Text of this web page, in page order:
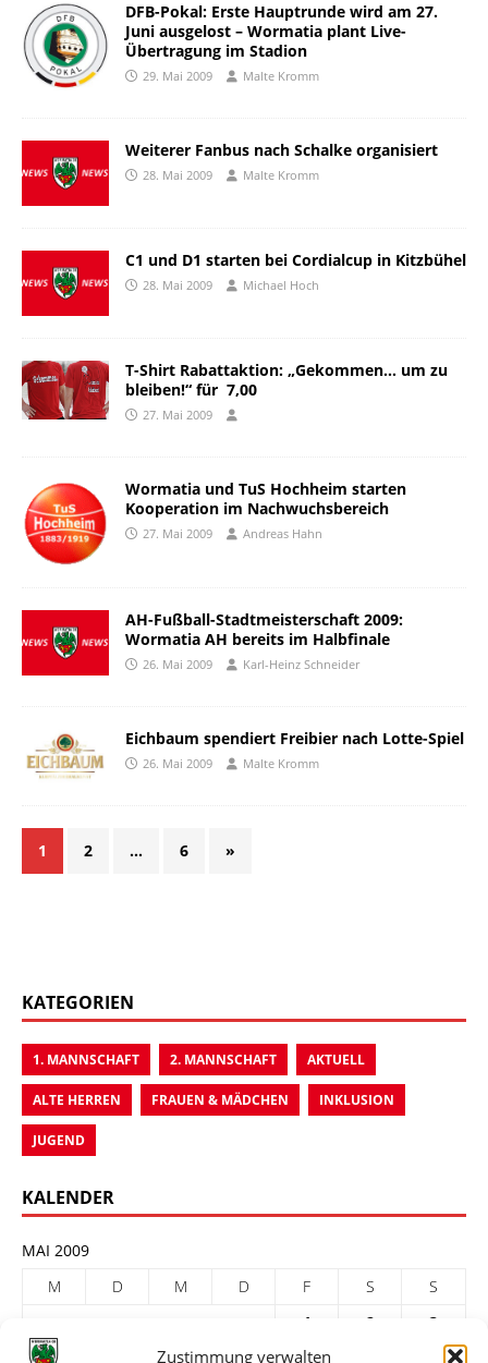
Zustimmung verwalten
DFB-Pokal: Erste Hauptrunde wird am 27.
Juni ausgelost – Wormatia plant Live-
Übertragung im Stadion
29. Mai 2009 Malte Kromm
Weiterer Fanbus nach Schalke organisiert
28. Mai 2009 Malte Kromm
C1 und D1 starten bei Cordialcup in Kitzbühel
28. Mai 2009 Michael Hoch
T-Shirt Rabattaktion: „Gekommen… um zu
bleiben!“ für  7,00
27. Mai 2009
Wormatia und TuS Hochheim starten
Kooperation im Nachwuchsbereich
27. Mai 2009 Andreas Hahn
AH-Fußball-Stadtmeisterschaft 2009:
Wormatia AH bereits im Halbfinale
26. Mai 2009 Karl-Heinz Schneider
Eichbaum spendiert Freibier nach Lotte-Spiel
26. Mai 2009 Malte Kromm
1 2 … 6 »
KATEGORIEN
1. MANNSCHAFT 2. MANNSCHAFT AKTUELL
ALTE HERREN FRAUEN & MÄDCHEN INKLUSION
JUGEND
KALENDER
MAI 2009
M
D M D F S
S
1
2
3
4
6 7 8